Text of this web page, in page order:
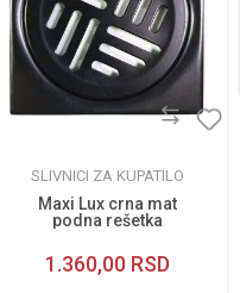
SLIVNICI ZA KUPATILO
Maxi Lux crna mat
podna rešetka
1.360,00 RSD